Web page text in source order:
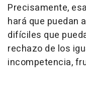
Precisamente,
hará que puedan
difíciles que
rechazo de los
incompetencia,